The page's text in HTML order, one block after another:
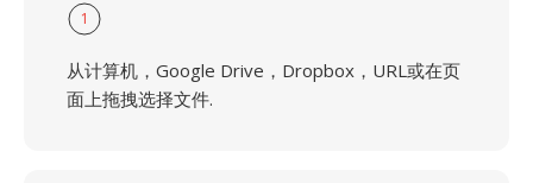
1
从计算机，Google Drive，Dropbox，URL或在页
面上拖拽选择文件.